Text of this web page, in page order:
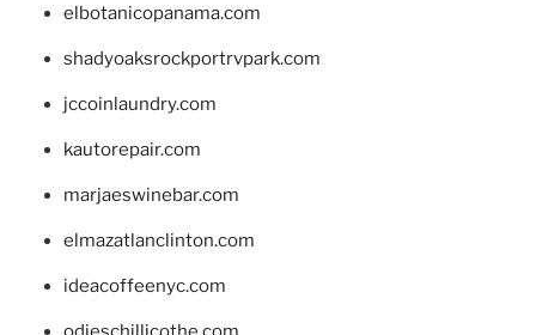
elbotanicopanama.com
shadyoaksrockportrvpark.com
jccoinlaundry.com
kautorepair.com
marjaeswinebar.com
elmazatlanclinton.com
ideacoffeenyc.com